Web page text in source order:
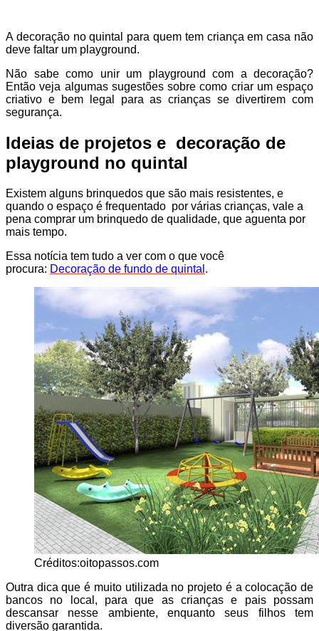
A decoração no quintal para quem tem criança em casa não
deve faltar um playground.
Não sabe como unir um playground com a decoração?
Então veja algumas sugestões sobre como criar um espaço
criativo e bem legal para as crianças se divertirem com
segurança.
Ideias de projetos e decoração de
playground no quintal
Existem alguns brinquedos que são mais resistentes, e
quando o espaço é frequentado por várias crianças, vale a
pena comprar um brinquedo de qualidade, que aguenta por
mais tempo.
Essa notícia tem tudo a ver com o que você
procura: Decoração de fundo de quintal .
Créditos:oitopassos.com
Outra dica que é muito utilizada no projeto é a colocação de
bancos no local, para que as crianças e pais possam
descansar nesse ambiente, enquanto seus filhos tem
diversão garantida.